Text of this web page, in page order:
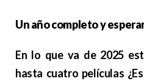
Un año completo y
En lo que va de 2025
hasta cuatro películas